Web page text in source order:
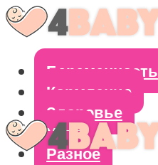
Беременность
Кормление
Здоровье
Уход
Разное